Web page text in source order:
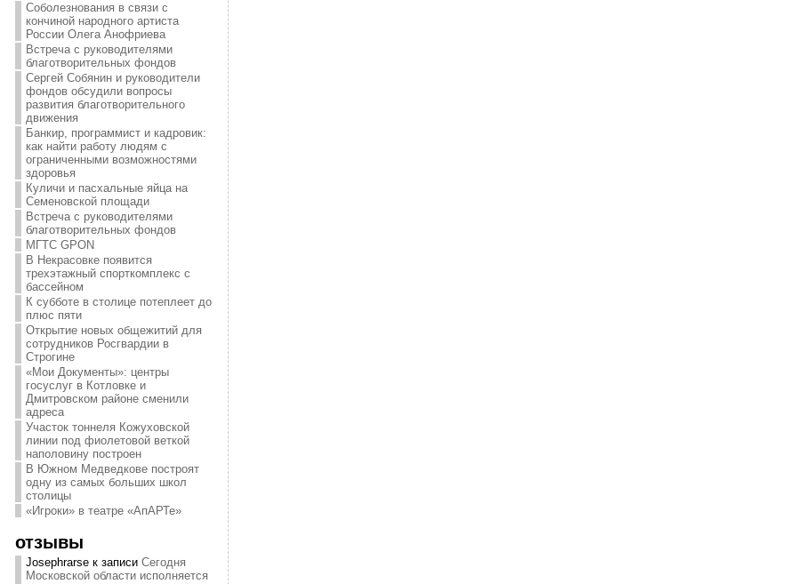
Соболезнования в связи с
кончиной народного артиста
России Олега Анофриева
Встреча с руководителями
благотворительных фондов
Сергей Собянин и руководители
фондов обсудили вопросы
развития благотворительного
движения
Банкир, программист и кадровик:
как найти работу людям с
ограниченными возможностями
здоровья
Куличи и пасхальные яйца на
Семеновской площади
Встреча с руководителями
благотворительных фондов
МГТС GPON
В Некрасовке появится
трехэтажный спорткомплекс с
бассейном
К субботе в столице потеплеет до
плюс пяти
Открытие новых общежитий для
сотрудников Росгвардии в
Строгине
«Мои Документы»: центры
госуслуг в Котловке и
Дмитровском районе сменили
адреса
Участок тоннеля Кожуховской
линии под фиолетовой веткой
наполовину построен
В Южном Медведкове построят
одну из самых больших школ
столицы
«Игроки» в театре «АпАРТе»
отзывы
Josephrarseк записи Сегодня
Московской области исполняется